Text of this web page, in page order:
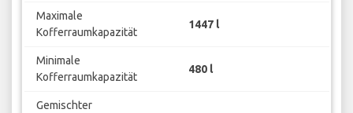
Maximale
Kofferraumkapazität
1447 l
Minimale
Kofferraumkapazität
480 l
Gemischter